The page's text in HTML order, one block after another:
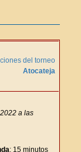
del torneo
Atocateja
a las
: 15 minutos